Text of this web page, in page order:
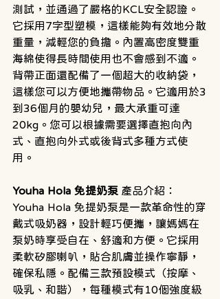
測試，並通過了嚴格的KCL安全認證。
它採用7字型塑模，這樣能夠有效地分散
重量，減輕您的負擔。內置高密度雙重
海綿使得長時間使用也不會感到不適。
背帶正面還配備了一個超大的收納袋，
這樣您可以方便地攜帶物品。它適用於3
到36個月的嬰幼兒，最大承重可達
20kg。您可以根據需要選擇直抱向內
式、直抱向外式或後背式多種方式使
用。
Youha Hola 免提奶泵 產品介紹：
Youha Hola 免提奶泵是一款革命性的穿
戴式吸奶器，設計輕巧便攜，讓媽媽在
泵奶時享受自在、舒適和方便。它採用
柔軟矽膠喇叭，貼合肌膚並操作寧靜，
確保私隱。配備三款預設模式（按摩、
吸乳、和諧），每種模式有10個強度級